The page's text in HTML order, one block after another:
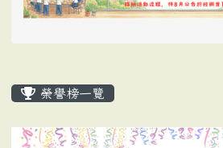
榮譽榜一覽